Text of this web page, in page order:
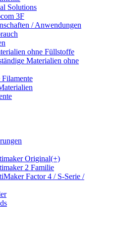
Solutions
3F
/ Anwendungen
ohne Füllstoffe
Materialien ohne
Original(+)
2 Familie
Factor 4 / S-Serie /